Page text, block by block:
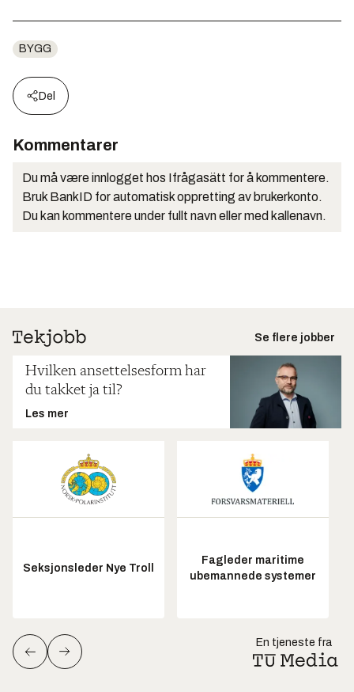
BYGG
Del
Kommentarer
Du må være innlogget hos Ifrågasätt for å kommentere.
Bruk BankID for automatisk oppretting av brukerkonto.
Du kan kommentere under fullt navn eller med kallenavn.
Se flere jobber
Hvilken ansettelsesform har
du takket ja til?
Les mer
Seksjonsleder Nye Troll
Fagleder maritime
ubemannede systemer
En tjeneste fra